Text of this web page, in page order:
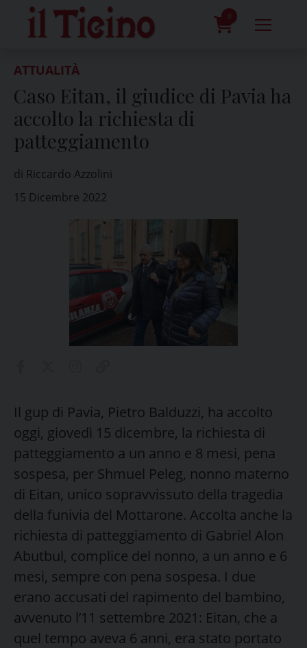
content
0
ATTUALITÀ
Caso Eitan, il giudice di Pavia ha
accolto la richiesta di
patteggiamento
di Riccardo Azzolini
15 Dicembre 2022
Il gup di Pavia, Pietro Balduzzi, ha accolto
oggi, giovedì 15 dicembre, la richiesta di
patteggiamento a un anno e 8 mesi, pena
sospesa, per Shmuel Peleg, nonno materno
di Eitan, unico sopravvissuto della tragedia
della funivia del Mottarone. Accolta anche la
richiesta di patteggiamento di Gabriel Alon
Abutbul, complice del nonno, a un anno e 6
mesi, sempre con pena sospesa. I due
erano accusati del rapimento del bambino,
avvenuto l’11 settembre 2021: Eitan, che a
quel tempo aveva 6 anni, era stato portato